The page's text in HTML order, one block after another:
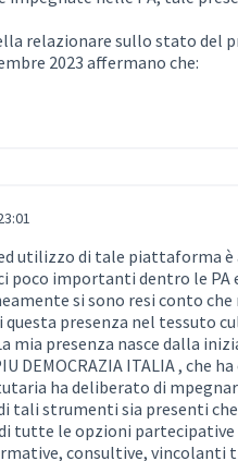
relazionare sullo stato del
2023 affermano che:
utilizzo di tale piattaforma è
poco importanti dentro le PA
si sono resi conto che
questa presenza nel tessuto
mia presenza nasce dalla
DEMOCRAZIA ITALIA , che
ha deliberato di
tali strumenti sia presenti
tutte le opzioni partecipative
consultive, vincolanti